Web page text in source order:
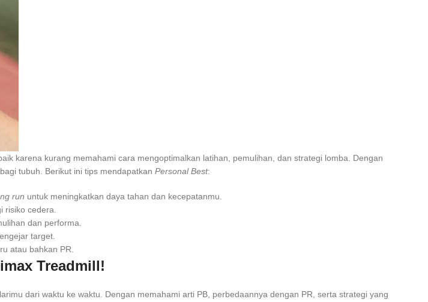
karena kurang memahami cara mengoptimalkan latihan, pemulihan, dan strategi lomba. Dengan
tubuh. Berikut ini tips mendapatkan Personal Best:
run untuk meningkatkan daya tahan dan kecepatanmu.
risiko cedera.
dan performa.
target.
atau bahkan PR.
Treadmill!
dari waktu ke waktu. Dengan memahami arti PB, perbedaannya dengan PR, serta strategi yang